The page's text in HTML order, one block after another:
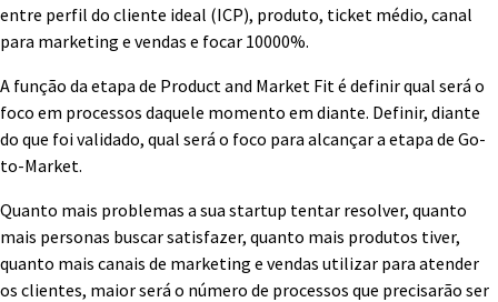
entre perfil do cliente ideal (ICP), produto, ticket médio, canal
para marketing e vendas e focar 10000%.
A função da etapa de Product and Market Fit é definir qual será o
foco em processos daquele momento em diante. Definir, diante
do que foi validado, qual será o foco para alcançar a etapa de Go-
to-Market.
Quanto mais problemas a sua startup tentar resolver, quanto
mais personas buscar satisfazer, quanto mais produtos tiver,
quanto mais canais de marketing e vendas utilizar para atender
os clientes, maior será o número de processos que precisarão ser